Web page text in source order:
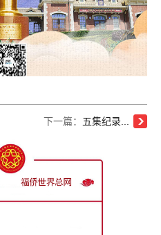
下一篇： 五集纪录...